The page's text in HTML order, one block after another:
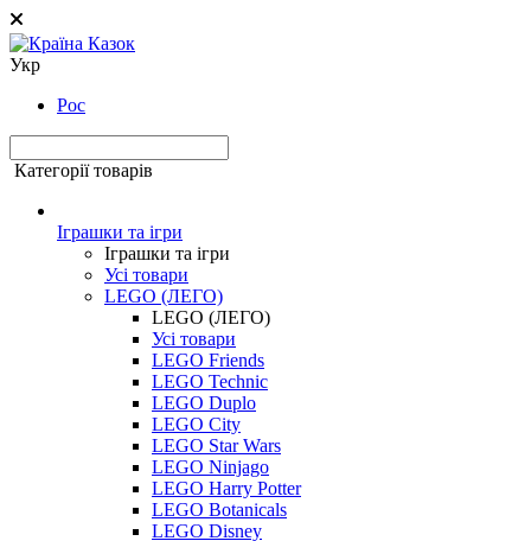
Укр
Рос
Категорії товарів
Іграшки та ігри
Іграшки та ігри
Усі товари
LEGO (ЛЕГО)
LEGO (ЛЕГО)
Усі товари
LEGO Friends
LEGO Technic
LEGO Duplo
LEGO City
LEGO Star Wars
LEGO Ninjago
LEGO Harry Potter
LEGO Botanicals
LEGO Disney